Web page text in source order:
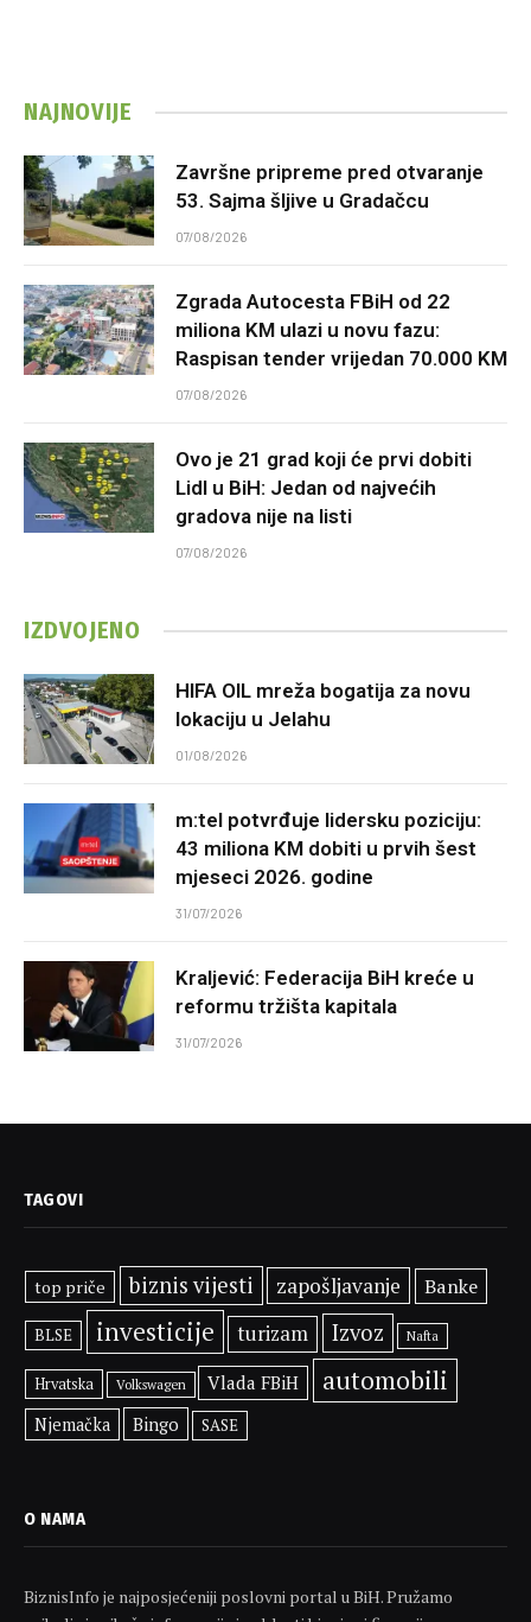
NAJNOVIJE
Završne pripreme pred otvaranje
53. Sajma šljive u Gradačcu
07/08/2026
Zgrada Autocesta FBiH od 22
miliona KM ulazi u novu fazu:
Raspisan tender vrijedan 70.000 KM
07/08/2026
Ovo je 21 grad koji će prvi dobiti
Lidl u BiH: Jedan od najvećih
gradova nije na listi
07/08/2026
IZDVOJENO
HIFA OIL mreža bogatija za novu
lokaciju u Jelahu
01/08/2026
m:tel potvrđuje lidersku poziciju:
43 miliona KM dobiti u prvih šest
mjeseci 2026. godine
31/07/2026
Kraljević: Federacija BiH kreće u
reformu tržišta kapitala
31/07/2026
TAGOVI
top priče biznis vijesti zapošljavanje Banke
BLSE investicije turizam Izvoz Nafta
Hrvatska Volkswagen Vlada FBiH automobili
Njemačka Bingo SASE
O NAMA
BiznisInfo je najposjećeniji poslovni portal u BiH. Pružamo